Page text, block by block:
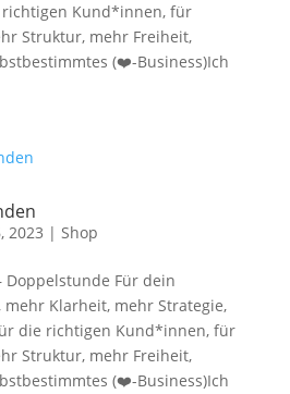
Kund*innen, für
Struktur, mehr Freiheit,
(❤️-Business)Ich
2023 | Shop
Doppelstunde Für dein
mehr Klarheit, mehr Strategie,
die richtigen Kund*innen, für
Struktur, mehr Freiheit,
(❤️-Business)Ich